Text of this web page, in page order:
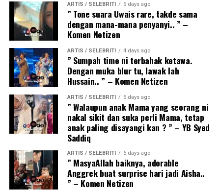
ARTIS / SELEBRITI 6 days ago
” Tone suara Uwais rare, takde sama
dengan mana-mana penyanyi.. ” –
Komen Netizen
ARTIS / SELEBRITI 4 days ago
” Sumpah time ni terbahak ketawa.
Dengan muka blur tu, lawak lah
Hussain.. ” – Komen Netizen
ARTIS / SELEBRITI 5 days ago
” Walaupun anak Mama yang seorang ni
nakal sikit dan suka perli Mama, tetap
anak paling disayangi kan ? ” – YB Syed
Saddiq
ARTIS / SELEBRITI 6 days ago
” MasyaAllah baiknya, adorable
Anggrek buat surprise hari jadi Aisha..
” – Komen Netizen